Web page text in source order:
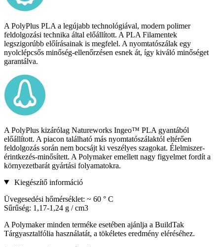
A PolyPlus PLA a legújabb technológiával, modern polimer
feldolgozási technika által előállított. A PLA Filamentek
legszigorúbb előírásainak is megfelel. A nyomtatószálak egy
nyolclépcsős minőség-ellenőrzésen esnek át, így kiváló minőséget
garantálva.
A PolyPlus kizárólag Natureworks Ingeo™ PLA gyantából
előállított. A piacon található más nyomtatószálaktól eltérően
feldolgozás során nem bocsájt ki veszélyes szagokat. Élelmiszer-
érintkezés-minősített. A Polymaker emellett nagy figyelmet fordít a
környezetbarát gyártási folyamatokra.
Kiegészítő információ
Üvegesedési hőmérséklet: ~ 60 ° C
Sűrűség: 1,17-1,24 g / cm3
A Polymaker minden terméke esetében ajánlja a BuildTak
Tárgyasztalfólia használatát, a tökéletes eredmény eléréséhez.